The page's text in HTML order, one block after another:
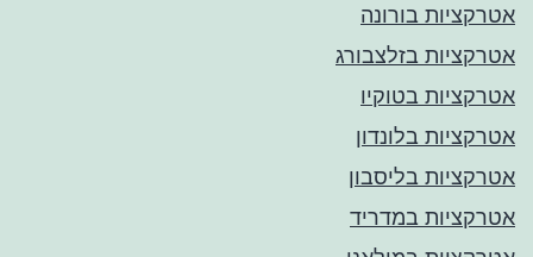
אטרקציות בורונה
אטרקציות בזלצבורג
אטרקציות בטוקיו
אטרקציות בלונדון
אטרקציות בליסבון
אטרקציות במדריד